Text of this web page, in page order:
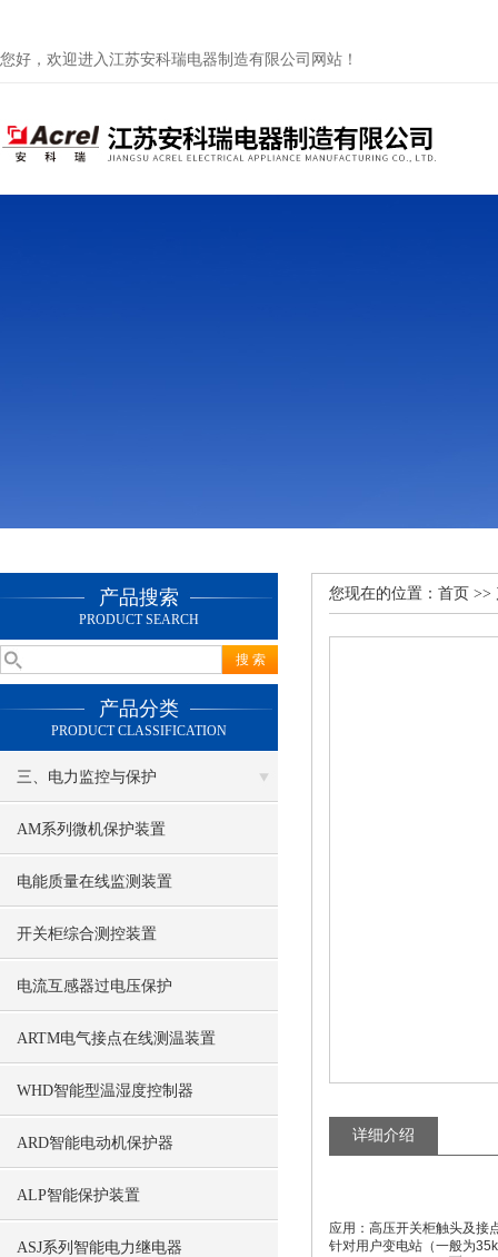
您好，欢迎进入江苏安科瑞电器制造有限公司网站！
产品搜索
PRODUCT SEARCH
产品分类
PRODUCT CLASSIFICATION
三、电力监控与保护
AM系列微机保护装置
电能质量在线监测装置
开关柜综合测控装置
电流互感器过电压保护
ARTM电气接点在线测温装置
WHD智能型温湿度控制器
ARD智能电动机保护器
ALP智能保护装置
ASJ系列智能电力继电器
您现在的位置： 首页 >>
详细介绍
应用：高压开关柜触头及接
针对用户变电站（一般为